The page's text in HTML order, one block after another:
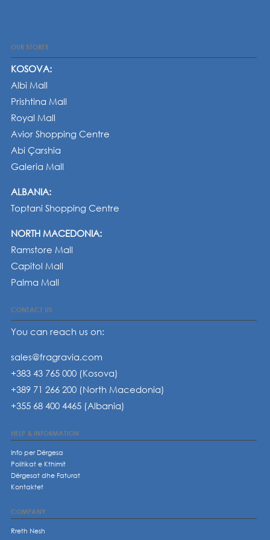
OUR STORES
KOSOVA:
Albi Mall
Prishtina Mall
Royal Mall
Avior Shopping Centre
Abi Çarshia
Galeria Mall
ALBANIA:
Toptani Shopping Centre
NORTH MACEDONIA:
Ramstore Mall
Capitol Mall
Palma Mall
CONTACT US
You can reach us on:
sales@fragravia.com
+383 43 765 000 (Kosova)
+389 71 266 200 (North Macedonia)
+355 68 400 4465 (Albania)
HELP & INFORMATION
Info per Dërgesa
Politikat e Kthimit
Dërgesat dhe Faturat
Kontaktet
COMPANY
Rreth Nesh